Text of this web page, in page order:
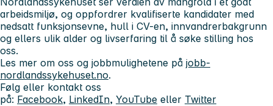
arbeidsmiljø, og oppfordrer kvalifiserte kandidater med
nedsatt funksjonsevne, hull i CV-en, innvandrerbakgrunn
og ellers ulik alder og livserfaring til å søke stilling hos
oss.
Les mer om oss og jobbmulighetene på jobb-
nordlandssykehuset.no.
Følg eller kontakt oss
på: Facebook, LinkedIn, YouTube eller Twitter